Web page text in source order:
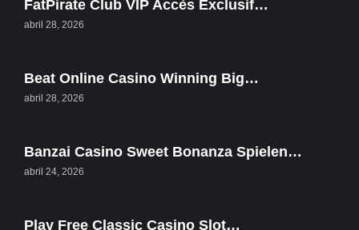
FatPirate Club VIP Accès Exclusif…
abril 28, 2026
Beat Online Casino Winning Big…
abril 28, 2026
Banzai Casino Sweet Bonanza Spielen…
abril 24, 2026
Play Free Classic Casino Slot…